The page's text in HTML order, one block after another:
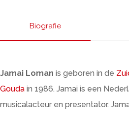
Biografie
Jamai Loman is geboren in de
Gouda in 1986. Jamai is een
musicalacteur en presentator.